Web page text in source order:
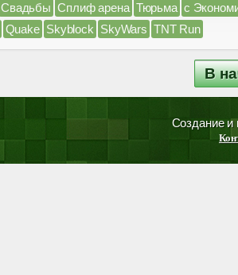
Свадьбы Сплиф арена Тюрьма с
Quake Skyblock SkyWars TNT Run
В
Создание и